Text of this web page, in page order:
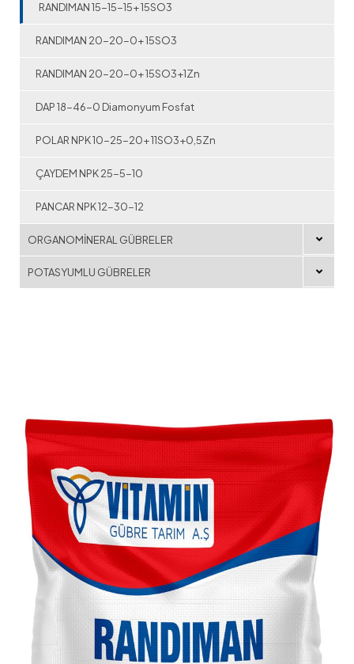
RANDIMAN 15-15-15+ 15SO3
RANDIMAN 20-20-0+ 15SO3
RANDIMAN 20-20-0+ 15SO3+1Zn
DAP 18-46-0 Diamonyum Fosfat
POLAR NPK 10-25-20+ 11SO3+0,5Zn
ÇAYDEM NPK 25-5-10
PANCAR NPK 12-30-12
ORGANOMİNERAL GÜBRELER
POTASYUMLU GÜBRELER